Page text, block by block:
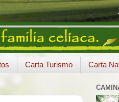
Carta Turismo Carta